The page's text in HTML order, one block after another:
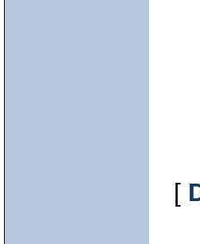
[